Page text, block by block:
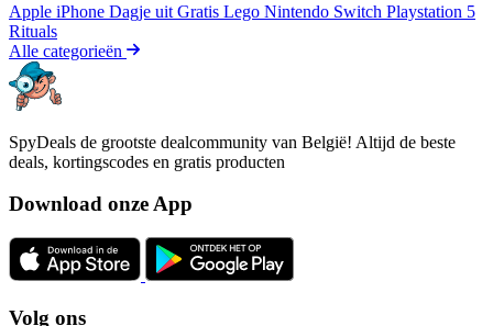
Apple iPhone Dagje uit Gratis Lego Nintendo Switch Playstation 5
Rituals
Alle categorieën
SpyDeals de grootste dealcommunity van België! Altijd de beste
deals, kortingscodes en gratis producten
Download onze App
Volg ons